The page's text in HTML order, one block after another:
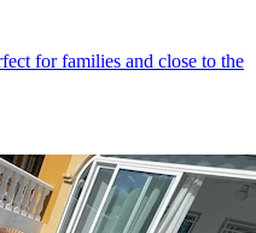
for families and close to the